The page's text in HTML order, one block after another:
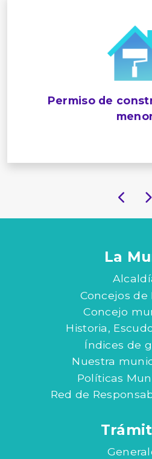
Permiso de
La
Concejos de
Concejo
Historia,
Índices de
Nuestra
Políticas
Red de